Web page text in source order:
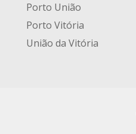
Porto União
Porto Vitória
União da Vitória